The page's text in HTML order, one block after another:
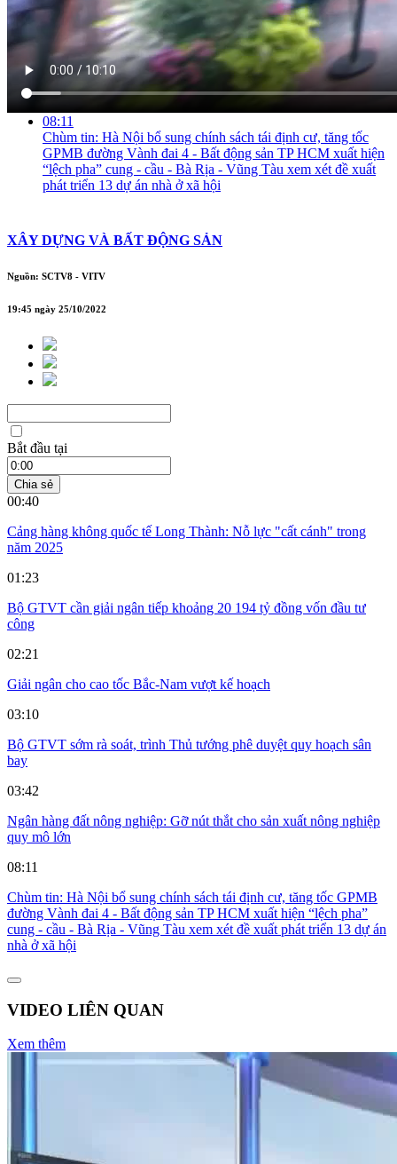
Giải ngân cho cao tốc Bắc-Nam vượt kế hoạch
03:10
Bộ GTVT sớm rà soát, trình Thủ tướng phê duyệt quy hoạch
sân bay
03:42
Ngân hàng đất nông nghiệp: Gỡ nút thắt cho sản xuất nông
nghiệp quy mô lớn
08:11
Chùm tin: Hà Nội bổ sung chính sách tái định cư, tăng tốc
GPMB đường Vành đai 4 - Bất động sản TP HCM xuất hiện
“lệch pha” cung - cầu - Bà Rịa - Vũng Tàu xem xét đề xuất
phát triển 13 dự án nhà ở xã hội
XÂY DỰNG VÀ BẤT ĐỘNG SẢN
Nguồn: SCTV8 - VITV
19:45 ngày 25/10/2022
Bắt đầu tại
Chia sẻ
00:40
Cảng hàng không quốc tế Long Thành: Nỗ lực "cất cánh" trong
năm 2025
01:23
Bộ GTVT cần giải ngân tiếp khoảng 20 194 tỷ đồng vốn đầu tư
công
02:21
Giải ngân cho cao tốc Bắc-Nam vượt kế hoạch
03:10
Bộ GTVT sớm rà soát, trình Thủ tướng phê duyệt quy hoạch sân
bay
03:42
Ngân hàng đất nông nghiệp: Gỡ nút thắt cho sản xuất nông nghiệp
quy mô lớn
08:11
Chùm tin: Hà Nội bổ sung chính sách tái định cư, tăng tốc GPMB
đường Vành đai 4 - Bất động sản TP HCM xuất hiện “lệch pha”
cung - cầu - Bà Rịa - Vũng Tàu xem xét đề xuất phát triển 13 dự án
nhà ở xã hội
VIDEO LIÊN QUAN
Xem thêm